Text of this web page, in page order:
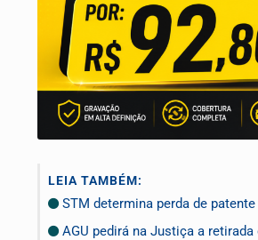
LEIA TAMBÉM:
STM determina perda de
AGU pedirá na Justiça a